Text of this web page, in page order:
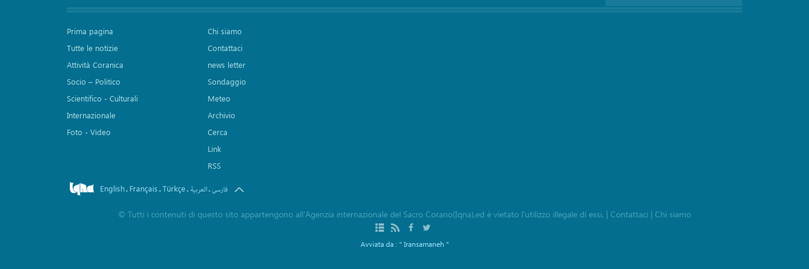
Prima pagina
Tutte le notizie
Attività Coranica
Socio – Politico
Scientifico - Culturali
Internazionale
Foto - Video
Chi siamo
Contattaci
news letter
Sondaggio
Meteo
Archivio
Cerca
Link
RSS
English. Français.Türkçe. العربیة.فارسی
© Tutti i contenuti di questo sito appartengono all'Agenzia internazionale del Sacro Corano(Iqna),ed è vietato l'utilizzo illegale di essi. | Contattaci | Chi siamo
Avviata da : " Iransamaneh "